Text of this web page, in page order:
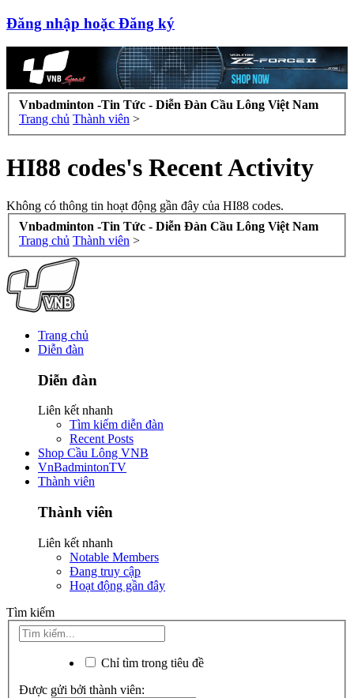
Đăng nhập hoặc Đăng ký
Vnbadminton -Tin Tức - Diễn Đàn Cầu Lông Việt Nam
Trang chủ Thành viên >
HI88 codes's Recent Activity
Không có thông tin hoạt động gần đây của HI88 codes.
Vnbadminton -Tin Tức - Diễn Đàn Cầu Lông Việt Nam
Trang chủ Thành viên >
Trang chủ
Diễn đàn
Diễn đàn
Liên kết nhanh
Tìm kiếm diễn đàn
Recent Posts
Shop Cầu Lông VNB
VnBadmintonTV
Thành viên
Thành viên
Liên kết nhanh
Notable Members
Đang truy cập
Hoạt động gần đây
Tìm kiếm
Chỉ tìm trong tiêu đề
Được gửi bởi thành viên: